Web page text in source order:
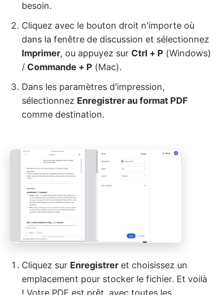
besoin.
Cliquez avec le bouton droit n'importe où
dans la fenêtre de discussion et sélectionnez
Imprimer, ou appuyez sur Ctrl + P (Windows)
/ Commande + P (Mac).
Dans les paramètres d'impression,
sélectionnez Enregistrer au format PDF
comme destination.
Cliquez sur Enregistrer et choisissez un
emplacement pour stocker le fichier. Et voilà
! Votre PDF est prêt, avec toutes les